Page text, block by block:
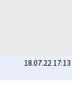
18.07.22 17:13